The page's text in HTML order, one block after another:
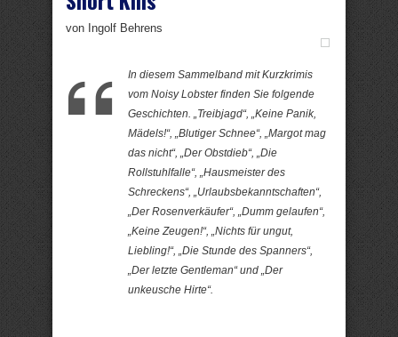
von Ingolf Behrens
In diesem Sammelband mit Kurzkrimis
vom Noisy Lobster finden Sie folgende
Geschichten. „Treibjagd“, „Keine Panik,
Mädels!“, „Blutiger Schnee“, „Margot mag
das nicht“, „Der Obstdieb“, „Die
Rollstuhlfalle“, „Hausmeister des
Schreckens“, „Urlaubsbekanntschaften“,
„Der Rosenverkäufer“, „Dumm gelaufen“,
„Keine Zeugen!“, „Nichts für ungut,
Liebling!“, „Die Stunde des Spanners“,
„Der letzte Gentleman“ und „Der
unkeusche Hirte“.